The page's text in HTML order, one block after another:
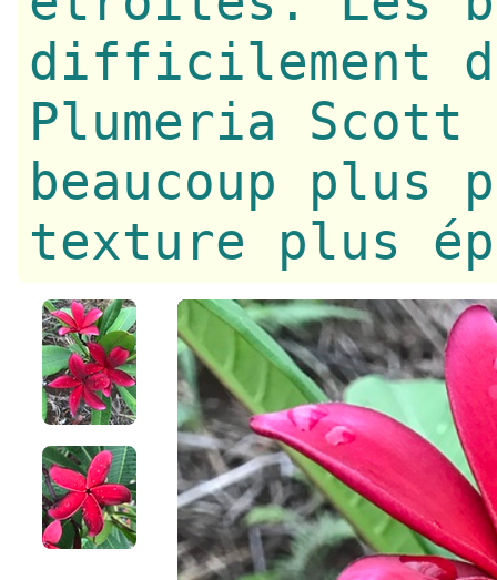
difficilement
Plumeria
beaucoup plus
texture plus